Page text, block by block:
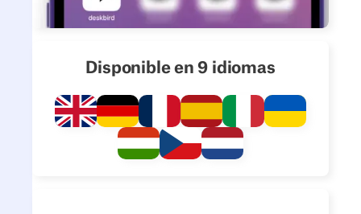
Disponible en 9 idiomas